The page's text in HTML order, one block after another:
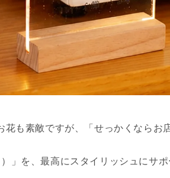
も素敵ですが、「せっかくなら
」を、最高にスタイリッシュにサポ